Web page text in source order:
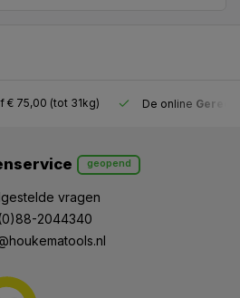
€ 75,00 (tot 31kg) De online
geopend
vragen
2044340